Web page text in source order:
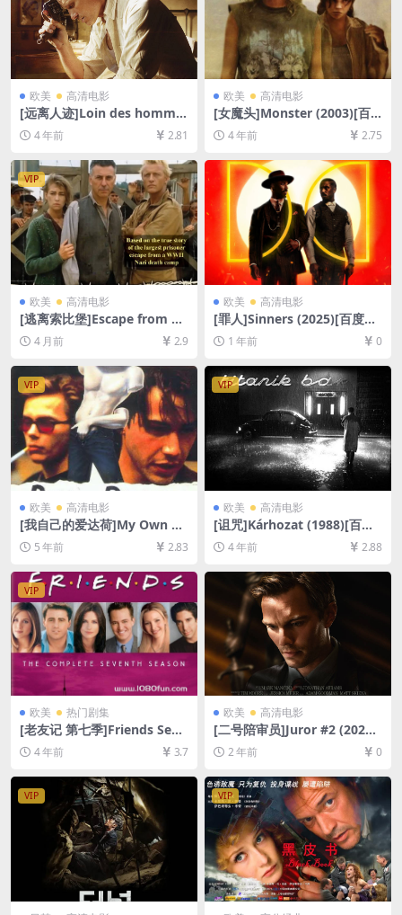
欧美 高清电影
[远离人迹]Loin des homme
s (2014)[百度网盘+迅雷云盘
资源1080P超清未删减][MP4/
6GB][中文字幕]
4 年前 2.81
欧美 高清电影
[女魔头]Monster (2003)[百
度网盘+迅雷云盘资源1080P
超清未删减][MP4/7GB][中英
字幕]
4 年前 2.75
VIP
欧美 高清电影
[逃离索比堡]Escape from So
bibor (1987)[百度网盘+夸克
网盘1080P超清未删减资源]
[网盘在线播放/下载][MP4/9.
8GB][中文字幕]
4 月前 2.9
欧美 高清电影
[罪人]Sinners (2025)[百度网
盘+夸克网盘4K超清未删减资
源][网盘在线播放/下载][MP4/
9GB][中英字幕]
1 年前 0
VIP
欧美 高清电影
[我自己的爱达荷]My Own Pri
vate Idaho (1991)[百度网盘
+迅雷云盘资源1080P超清未
5 年前 2.83
VIP
欧美 高清电影
[诅咒]Kárhozat (1988)[百度
网盘+迅雷云盘资源1080P超
清未删减][MP4/7.4GB][原声
4 年前 2.88
VIP
欧美 热门剧集
[老友记 第七季]Friends Seas
on 7 (2000)[百度网盘+夸克网
盘资源1080P超清未删减][MP
4/30GB][中英字幕]
4 年前 3.7
欧美 高清电影
[二号陪审员]Juror #2 (2024)
[百度网盘+夸克网盘1080P超
清未删减资源][网盘在线播放/
下载][MP4/7.3GB][中英字幕]
2 年前 0
VIP VIP